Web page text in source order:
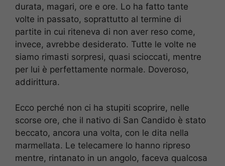
durata, magari, ore e ore. Lo ha fatto tante
volte in passato, soprattutto al termine di
partite in cui riteneva di non aver reso come,
invece, avrebbe desiderato. Tutte le volte ne
siamo rimasti sorpresi, quasi scioccati, mentre
per lui è perfettamente normale. Doveroso,
addirittura.
Ecco perché non ci ha stupiti scoprire, nelle
scorse ore, che il nativo di San Candido è stato
beccato, ancora una volta, con le dita nella
marmellata. Le telecamere lo hanno ripreso
mentre, rintanato in un angolo, faceva qualcosa